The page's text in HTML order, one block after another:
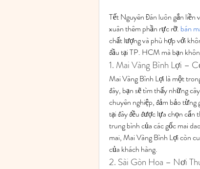
Tết Nguyên Đán luôn gắn liền
xuân thêm phần rực rỡ. bán
chất lượng và phù hợp với
đầu tại TP. HCM mà bạn
1. Mai Vàng Bình Lợi –
Mai Vàng Bình Lợi là một
đây, bạn sẽ tìm thấy những
chuyên nghiệp, đảm bảo từng
tại đây đều được lựa chọn
trung bình của các gốc mai
mai, Mai Vàng Bình Lợi còn
của khách hàng.
2. Sài Gòn Hoa – Nơi